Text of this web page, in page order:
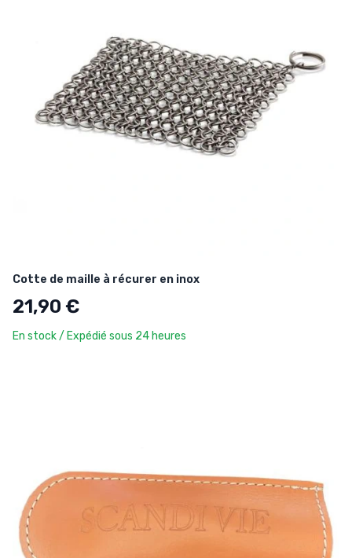
Cotte de maille à récurer en inox
21,90 €
En stock / Expédié sous 24 heures